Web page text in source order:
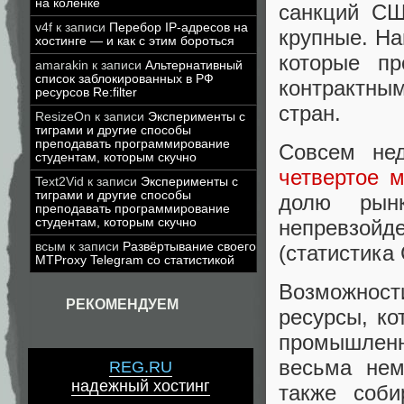
на коленке
v4f к записи Перебор IP-адресов на
хостинге — и как с этим бороться
amarakin к записи Альтернативный
список заблокированных в РФ
ресурсов Re:filter
ResizeOn к записи Эксперименты с
тиграми и другие способы
преподавать программирование
студентам, которым скучно
Text2Vid к записи Эксперименты с
тиграми и другие способы
преподавать программирование
студентам, которым скучно
всым к записи Развёртывание своего
MTProxy Telegram со статистикой
РЕКОМЕНДУЕМ
REG.RU
надежный хостинг
санкций
крупные.
которые
стран.
Совсем
четвертое
долю
ресурсы,
весьма
также